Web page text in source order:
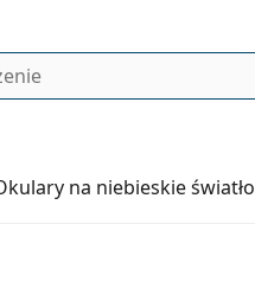
na niebieskie światło